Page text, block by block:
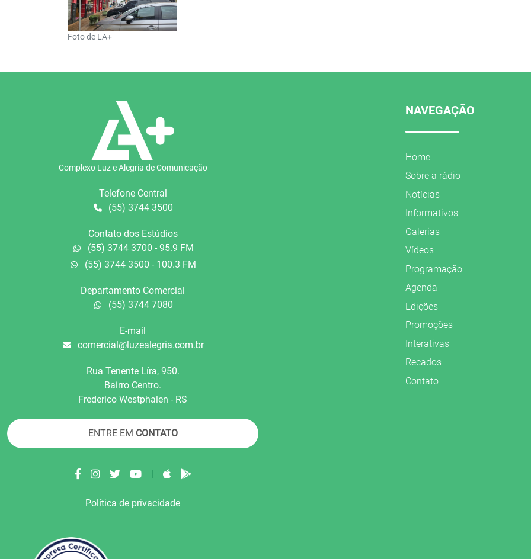
Foto de LA+
Complexo Luz e Alegria de Comunicação
Telefone Central
(55) 3744 3500
Contato dos Estúdios
(55) 3744 3700 - 95.9 FM
(55) 3744 3500 - 100.3 FM
Departamento Comercial
(55) 3744 7080
E-mail
comercial@luzealegria.com.br
Rua Tenente Líra, 950.
Bairro Centro.
Frederico Westphalen - RS
ENTRE EM CONTATO
|
Política de privacidade
NAVEGAÇÃO
Home
Sobre a rádio
Notícias
Informativos
Galerias
Vídeos
Programação
Agenda
Edições
Promoções
Interativas
Recados
Contato